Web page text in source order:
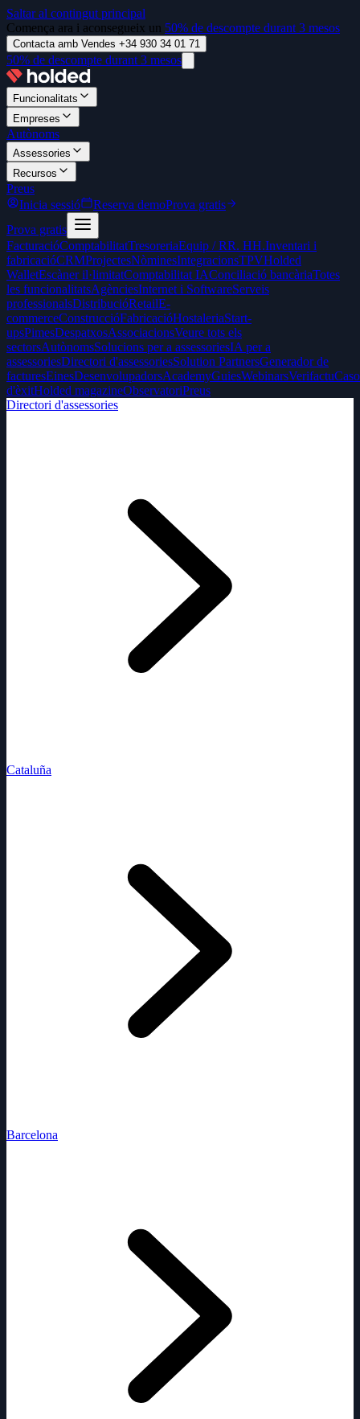
Saltar al contingut principal
Comença ara i aconsegueix un 50% de descompte durant 3 mesos
Contacta amb Vendes +34 930 34 01 71
50% de descompte durant 3 mesos
Funcionalitats
Empreses
Autònoms
Assessories
Recursos
Preus
Inicia sessió
Reserva demoProva gratis
Prova gratis
FacturacióComptabilitatTresoreriaEquip / RR. HH.Inventari i
fabricacióCRMProjectesNòminesIntegracionsTPVHolded
WalletEscàner il·limitatComptabilitat IAConciliació bancàriaTotes
les funcionalitatsAgènciesInternet i SoftwareServeis
professionalsDistribucióRetailE-
commerceConstruccióFabricacióHostaleriaStart-
upsPimesDespatxosAssociacionsVeure tots els
sectorsAutònomsSolucions per a assessoriesIA per a
assessoriesDirectori d'assessoriesSolution PartnersGenerador de
facturesEinesDesenvolupadorsAcademyGuiesWebinarsVerifactu
d'èxitHolded magazineObservatoriPreus
Directori d'assessories
Cataluña
Barcelona